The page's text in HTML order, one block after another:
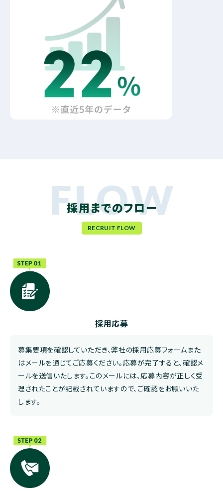
採用までのフロー
RECRUIT FLOW
採用応募
募集要項を確認していただき、弊社の採用応募フォームまた
はメールを通じてご応募ください。応募が完了すると、確認メ
ールを送信いたします。このメールには、応募内容が正しく受
理されたことが記載されていますので、ご確認をお願いいた
します。